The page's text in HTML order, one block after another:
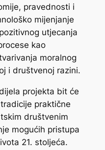
pravednosti i
mijenjanje
utjecanja
kao
moralnog
i društvenoj razini.
projekta bit će
praktične
društvenim
mogućih pristupa
21. stoljeća.